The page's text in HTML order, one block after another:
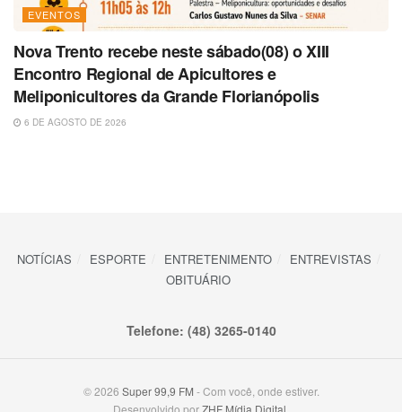
EVENTOS
Nova Trento recebe neste sábado(08) o XIII
Encontro Regional de Apicultores e
Meliponicultores da Grande Florianópolis
6 DE AGOSTO DE 2026
NOTÍCIAS ESPORTE ENTRETENIMENTO
ENTREVISTAS
OBITUÁRIO
Telefone: (48) 3265-0140
© 2026 Super 99,9 FM - Com você, onde estiver.
Desenvolvido porZHF Mídia Digital